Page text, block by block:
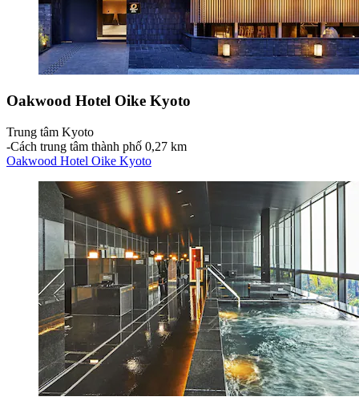
Oakwood Hotel Oike Kyoto
Trung tâm Kyoto
‐Cách trung tâm thành phố 0,27 km
Oakwood Hotel Oike Kyoto